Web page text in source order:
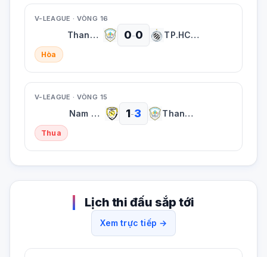
V-LEAGUE · VÒNG 16
Thanh Hóa 0-0 TP.HCM FC
Hòa
V-LEAGUE · VÒNG 15
Nam Định 1-3 Thanh Hóa
Thua
Lịch thi đấu sắp tới
Xem trực tiếp →